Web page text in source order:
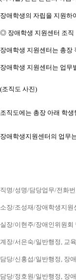
장애학생의 자립을 지원하
◎ 장애학생 지원센터 조직
장애학생 지원센터는 총장
장애학생 지원센터는 업무
(조직도 사진)
조직도에는 총장 아래 학
장애학생지원센터의 업무
직명/성명/담당업무/전화
소장/조성재/장애학생지원
실장/이현주/장애인위원회
계장/서은숙/일반행정, 교
담당/신홍섭/일반행정, 장
담당/정호원/일반행정, 장